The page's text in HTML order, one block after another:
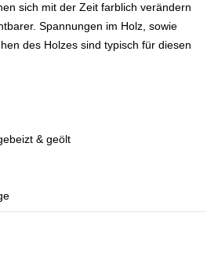
sich mit der Zeit farblich verändern
Spannungen im Holz, sowie
des Holzes sind typisch für diesen
& geölt